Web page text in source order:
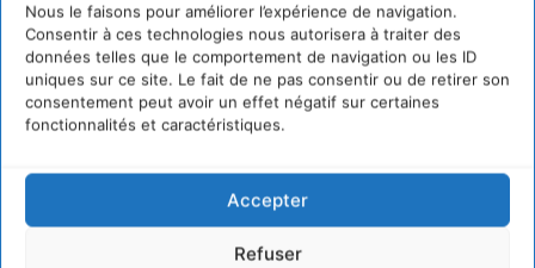
Nous le faisons pour améliorer l’expérience de navigation.
Consentir à ces technologies nous autorisera à traiter des
données telles que le comportement de navigation ou les ID
uniques sur ce site. Le fait de ne pas consentir ou de retirer son
consentement peut avoir un effet négatif sur certaines
fonctionnalités et caractéristiques.
Accepter
Refuser
LAISSER UN COMMENTAIRE
CONNECTER POUR LAISSER UN COMMENTAIRE